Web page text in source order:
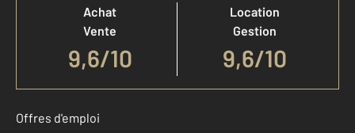
Achat
Vente
9,6/10
Location
Gestion
9,6/10
Offres d'emploi